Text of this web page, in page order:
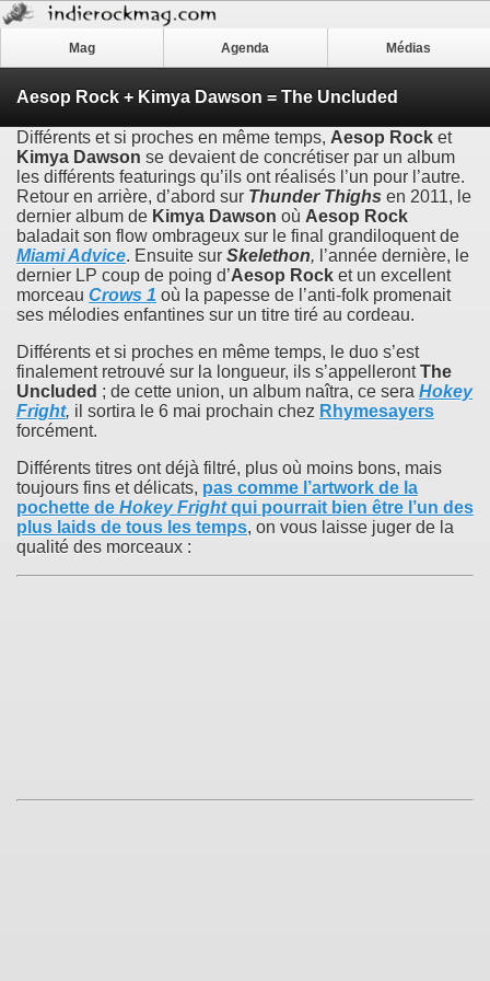
Mag Agenda Médias
Aesop Rock + Kimya Dawson = The Uncluded
Différents et si proches en même temps, Aesop Rock et
Kimya Dawson se devaient de concrétiser par un album
les différents featurings qu’ils ont réalisés l’un pour l’autre.
Retour en arrière, d’abord sur Thunder Thighs en 2011, le
dernier album de Kimya Dawson où Aesop Rock
baladait son flow ombrageux sur le final grandiloquent de
Miami Advice. Ensuite sur Skelethon, l’année dernière, le
dernier LP coup de poing d’Aesop Rock et un excellent
morceau Crows 1 où la papesse de l’anti-folk promenait
ses mélodies enfantines sur un titre tiré au cordeau.
Différents et si proches en même temps, le duo s’est
finalement retrouvé sur la longueur, ils s’appellerontThe
Uncluded ; de cette union, un album naîtra, ce sera Hokey
Fright, il sortira le 6 mai prochain chez Rhymesayers
forcément.
Différents titres ont déjà filtré, plus où moins bons, mais
toujours fins et délicats, pas comme l’artwork de la
pochette de Hokey Fright qui pourrait bien être l’un des
plus laids de tous les temps, on vous laisse juger de la
qualité des morceaux :